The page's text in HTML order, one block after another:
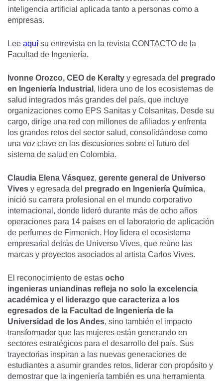
inteligencia artificial aplicada tanto a personas como a
empresas.
Lee aquí su entrevista en la revista CONTACTO de la
Facultad de Ingeniería.
Ivonne Orozco, CEO de Keralty y egresada del pregrado
en Ingeniería Industrial , lidera uno de los ecosistemas de
salud integrados más grandes del país, que incluye
organizaciones como EPS Sanitas y Colsanitas. Desde su
cargo, dirige una red con millones de afiliados y enfrenta
los grandes retos del sector salud, consolidándose como
una voz clave en las discusiones sobre el futuro del
sistema de salud en Colombia.
Claudia Elena Vásquez, gerente general de Universo
Vives y egresada del pregrado en Ingeniería Química,
inició su carrera profesional en el mundo corporativo
internacional, donde lideró durante más de ocho años
operaciones para 14 países en el laboratorio de aplicación
de perfumes de Firmenich. Hoy lidera el ecosistema
empresarial detrás de Universo Vives, que reúne las
marcas y proyectos asociados al artista Carlos Vives.
El reconocimiento de estas ocho
ingenieras uniandinas refleja no solo la excelencia
académica y el liderazgo que caracteriza a los
egresados de la Facultad de Ingeniería de la
Universidad de los Andes, sino también el impacto
transformador que las mujeres están generando en
sectores estratégicos para el desarrollo del país. Sus
trayectorias inspiran a las nuevas generaciones de
estudiantes a asumir grandes retos, liderar con propósito y
demostrar que la ingeniería también es una herramienta